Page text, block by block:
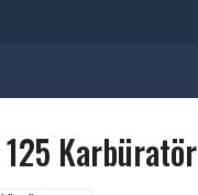
Karbüratör